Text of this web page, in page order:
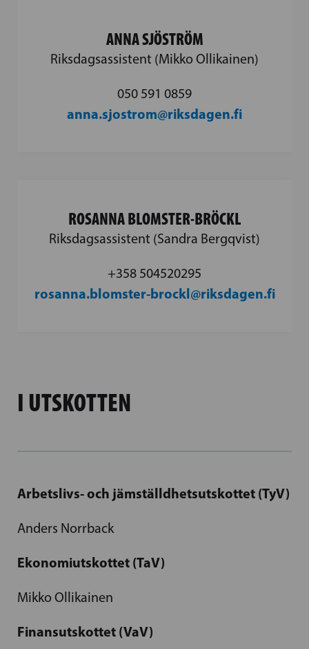
ANNA SJÖSTRÖM
Riksdagsassistent (Mikko Ollikainen)
050 591 0859
anna.sjostrom@riksdagen.fi
ROSANNA BLOMSTER-BRÖCKL
Riksdagsassistent (Sandra Bergqvist)
+358 504520295
rosanna.blomster-brockl@riksdagen.fi
I UTSKOTTEN
Arbetslivs- och jämställdhetsutskottet (TyV)
Anders Norrback
Ekonomiutskottet (TaV)
Mikko Ollikainen
Finansutskottet (VaV)